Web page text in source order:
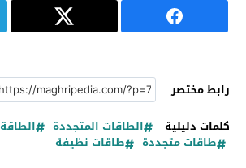
رابط مختصر
كلمات دليلية
الطاقات المتجددة الطاقة
طاقات متجددة
طاقات نظيفة